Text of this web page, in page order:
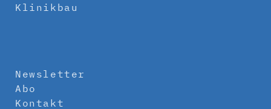
Klinikbau
Newsletter
Abo
Kontakt